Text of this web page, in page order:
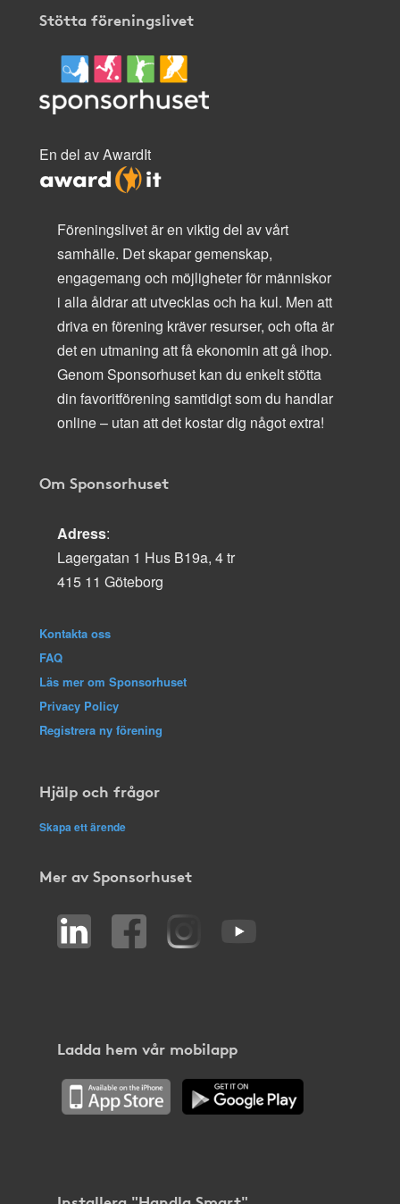
Stötta föreningslivet
En del av AwardIt
Föreningslivet är en viktig del av vårt
samhälle. Det skapar gemenskap,
engagemang och möjligheter för människor
i alla åldrar att utvecklas och ha kul. Men att
driva en förening kräver resurser, och ofta är
det en utmaning att få ekonomin att gå ihop.
Genom Sponsorhuset kan du enkelt stötta
din favoritförening samtidigt som du handlar
online – utan att det kostar dig något extra!
Om Sponsorhuset
Adress:
Lagergatan 1 Hus B19a, 4 tr
415 11 Göteborg
Kontakta oss
FAQ
Läs mer om Sponsorhuset
Privacy Policy
Registrera ny förening
Hjälp och frågor
Skapa ett ärende
Mer av Sponsorhuset
Ladda hem vår mobilapp